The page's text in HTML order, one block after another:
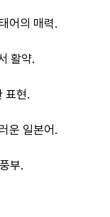
어의 매력.
활약.
표현.
운 일본어.
부.